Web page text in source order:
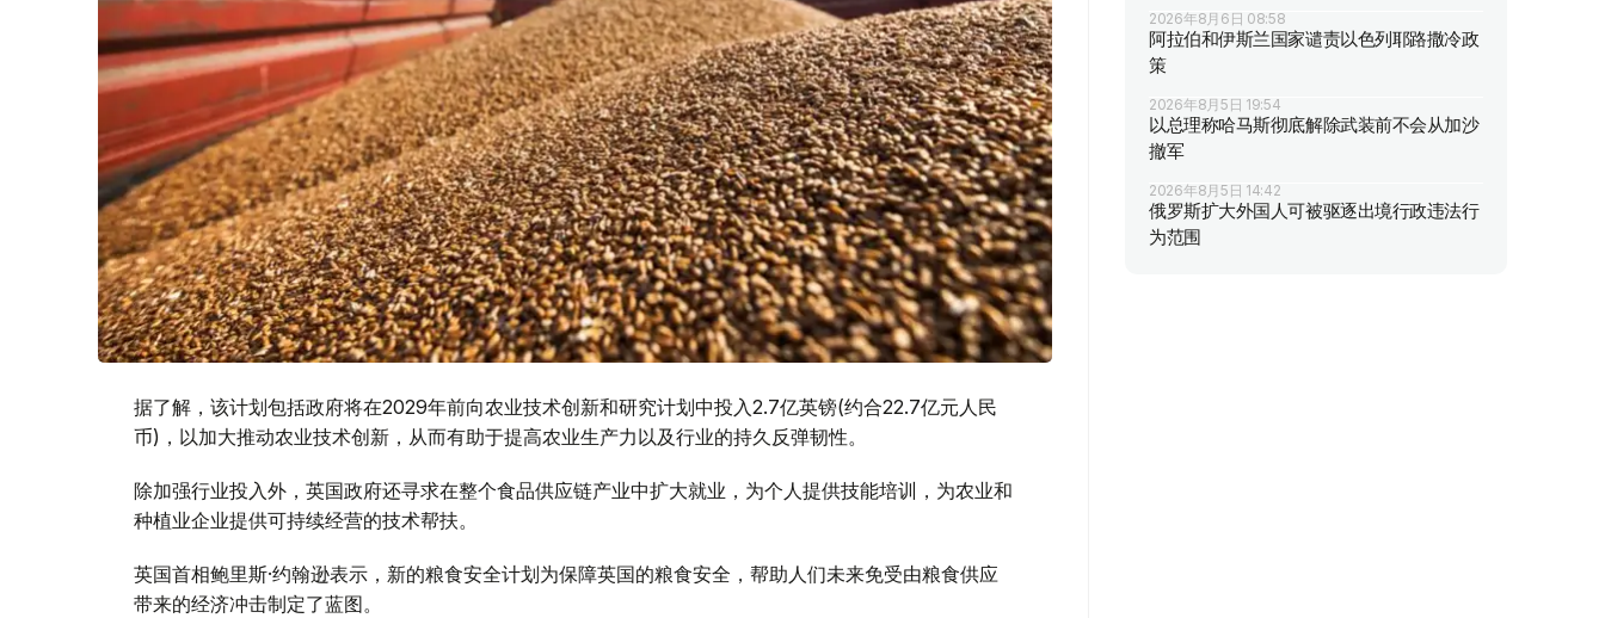
据了解，该计划包括政府将在2029年前向农业技术创新和研究计划中投入2.7亿英镑(约合22.7亿元人民
币)，以加大推动农业技术创新，从而有助于提高农业生产力以及行业的持久反弹韧性。
除加强行业投入外，英国政府还寻求在整个食品供应链产业中扩大就业，为个人提供技能培训，为农业和
种植业企业提供可持续经营的技术帮扶。
英国首相鲍里斯·约翰逊表示，新的粮食安全计划为保障英国的粮食安全，帮助人们未来免受由粮食供应
带来的经济冲击制定了蓝图。
2026年8月6日 08:58
阿拉伯和伊斯兰国家谴责以色列耶路撒冷政
策
2026年8月5日 19:54
以总理称哈马斯彻底解除武装前不会从加沙
撤军
2026年8月5日 14:42
俄罗斯扩大外国人可被驱逐出境行政违法行
为范围